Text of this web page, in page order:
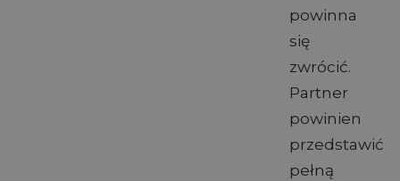
powinna
się
zwrócić.
Partner
powinien
przedstawić
pełną